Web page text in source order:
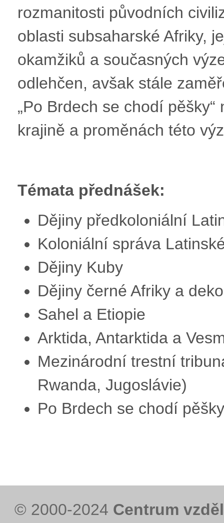
rozmanitosti původních
oblasti subsaharské Afriky,
okamžiků a současných
odlehčen, avšak stále
„Po Brdech se chodí
krajině a proměnách této
Témata přednášek:
Dějiny předkoloniální
Koloniální správa
Dějiny Kuby
Dějiny černé Afriky a
Sahel a Etiopie
Arktida, Antarktida a
Mezinárodní trestní
Rwanda, Jugoslávie)
Po Brdech se chodí pěšky
© 2000-2024 Centrum